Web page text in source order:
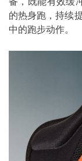
的热身跑，持续
中的跑步动作。